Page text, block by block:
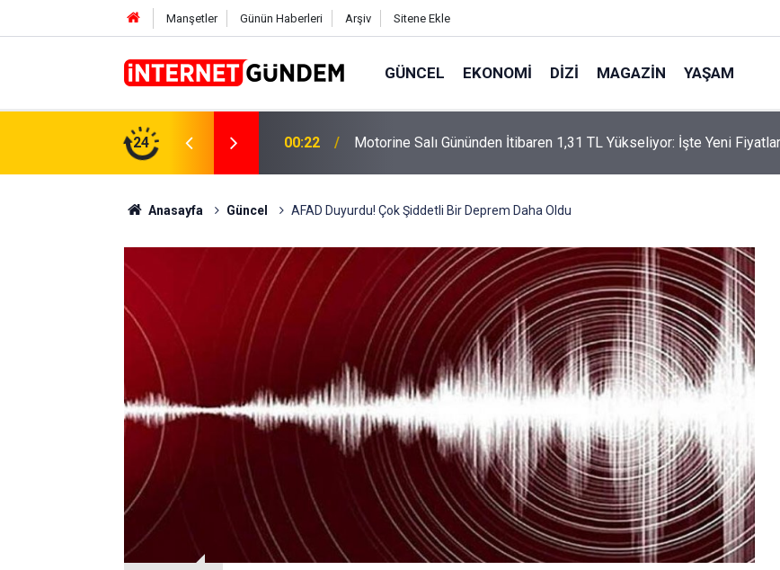
Manşetler Günün Haberleri Arşiv Sitene Ekle
GÜNCEL EKONOMI DIZI MAGAZIN YAŞAM
24
TL Yükseliyor: İşte Yeni Fiyatlar.. 15:58
Neşet Ertaş’a “Bozkırın Tezenesi” Lakabını Kim Verdi? Beyaz’la Joker
Sorusunun Cevabı Merak Edildi
Anasayfa Güncel AFAD Duyurdu! Çok Şiddetli Bir Deprem Daha Oldu